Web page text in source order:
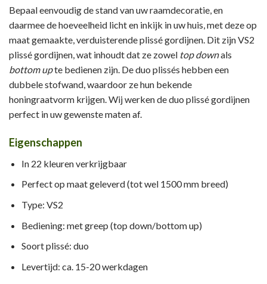
Bepaal eenvoudig de stand van uw raamdecoratie, en
daarmee de hoeveelheid licht en inkijk in uw huis, met deze op
maat gemaakte, verduisterende plissé gordijnen. Dit zijn VS2
plissé gordijnen, wat inhoudt dat ze zowel top downals
bottom upte bedienen zijn. De duo plissés hebben een
dubbele stofwand, waardoor ze hun bekende
honingraatvorm krijgen. Wij werken de duo plissé gordijnen
perfect in uw gewenste maten af.
Eigenschappen
In 22 kleuren verkrijgbaar
Perfect op maat geleverd (tot wel 1500 mm breed)
Type: VS2
Bediening: met greep (top down/bottom up)
Soort plissé: duo
Levertijd: ca. 15-20 werkdagen